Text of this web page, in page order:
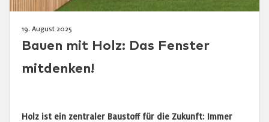
19. August 2025
Bauen mit Holz: Das Fenster
mitdenken!
Holz ist ein zentraler Baustoff für die Zukunft: Immer